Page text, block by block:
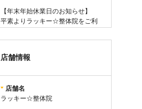
【年末年始休業日のお知らせ】
平素よりラッキー☆整体院をご利
す。令和5年12月30日（土）～令和
ていただきます。
が宜しくお願い致します。
店舗情報
店舗名
ラッキー☆整体院